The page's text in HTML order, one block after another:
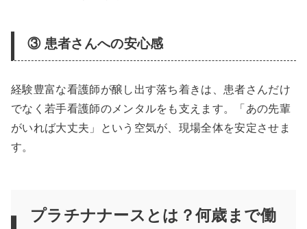
③ 患者さんへの安心感
経験豊富な看護師が醸し出す落ち着きは、患者さんだけ
でなく若手看護師のメンタルをも支えます。「あの先輩
がいれば大丈夫」という空気が、現場全体を安定させま
す。
プラチナナースとは？何歳まで働